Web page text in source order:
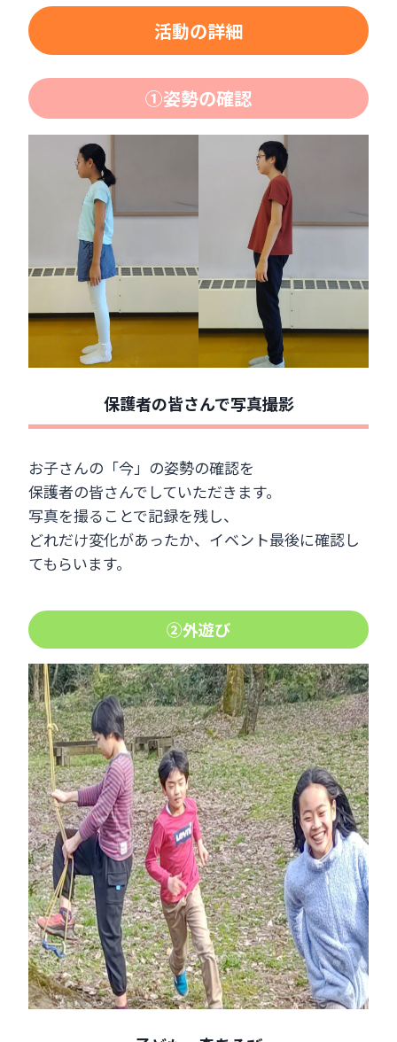
活動の詳細
①姿勢の確認
保護者の皆さんで写真撮影
お子さんの「今」の姿勢の確認を
保護者の皆さんでしていただきます。
写真を撮ることで記録を残し、
どれだけ変化があったか、イベント最後に確認し
てもらいます。
②外遊び